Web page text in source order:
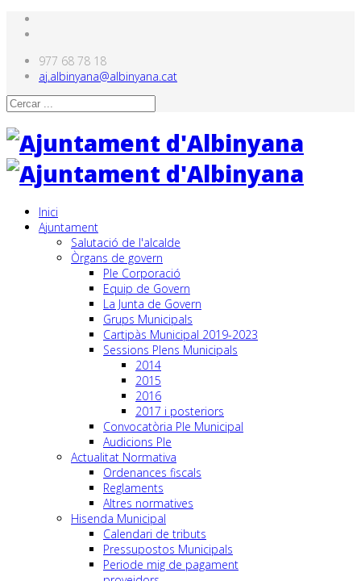
977 68 78 18
aj.albinyana@albinyana.cat
Inici
Ajuntament
Salutació de l'alcalde
Òrgans de govern
Ple Corporació
Equip de Govern
La Junta de Govern
Grups Municipals
Cartipàs Municipal 2019-2023
Sessions Plens Municipals
2014
2015
2016
2017 i posteriors
Convocatòria Ple Municipal
Audicions Ple
Actualitat Normativa
Ordenances fiscals
Reglaments
Altres normatives
Hisenda Municipal
Calendari de tributs
Pressupostos Municipals
Periode mig de pagament